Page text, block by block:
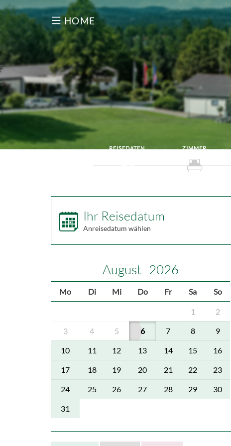
HOME
REISEDATEN ZIMMER
Ihr Reisedatum
Anreisedatum wählen
August 2026
Mo Di Mi Do Fr Sa So
1 2
3 4 5 6 7 8 9
10 11 12 13 14 15 16
17 18 19 20 21 22 23
24 25 26 27 28 29 30
31